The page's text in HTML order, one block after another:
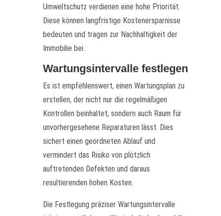
Umweltschutz verdienen eine hohe Priorität.
Diese können langfristige Kostenersparnisse
bedeuten und tragen zur Nachhaltigkeit der
Immobilie bei.
Wartungsintervalle festlegen
Es ist empfehlenswert, einen Wartungsplan zu
erstellen, der nicht nur die regelmäßigen
Kontrollen beinhaltet, sondern auch Raum für
unvorhergesehene Reparaturen lässt. Dies
sichert einen geordneten Ablauf und
vermindert das Risiko von plötzlich
auftretenden Defekten und daraus
resultierenden hohen Kosten.
Die Festlegung präziser Wartungsintervalle